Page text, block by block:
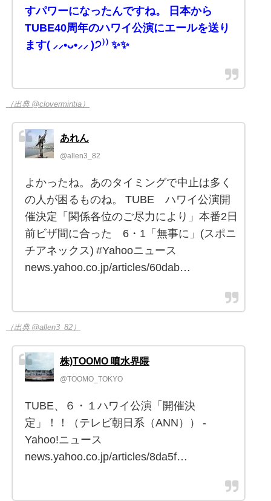
すパワーになったんですね。 日本から
TUBE40周年のハワイ公演にエールを送り
ます( ⸝⸝•ᴗ•⸝⸝ )੭⁾⁾ ✨✨
（出典 @clovermintia）
あれん
@allen3_82
よかったね。あのタイミングで中止は多く
の人が困るものね。 TUBE ハワイ公演開
催決定「関係各位のご尽力により」本番2日
前ビザ間に合った 6・1「無事に」(スポニ
チアネックス) #Yahooニュース
news.yahoo.co.jp/articles/60dab…
（出典 @allen3_82）
株)TOOMO 噴水界隈
@TOOMO_TOKYO
TUBE、６・１ハワイ公演「開催決
定」！！（テレビ朝日系（ANN）） -
Yahoo!ニュース
news.yahoo.co.jp/articles/8da5f…